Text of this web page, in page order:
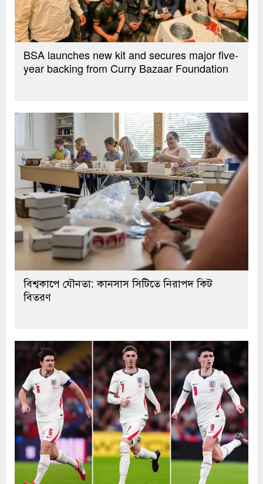
BSA launches new kit and secures major five-
year backing from Curry Bazaar Foundation
বিশ্বকাপে যৌনতা: কানসাস সিটিতে নিরাপদ কিট
বিতরণ